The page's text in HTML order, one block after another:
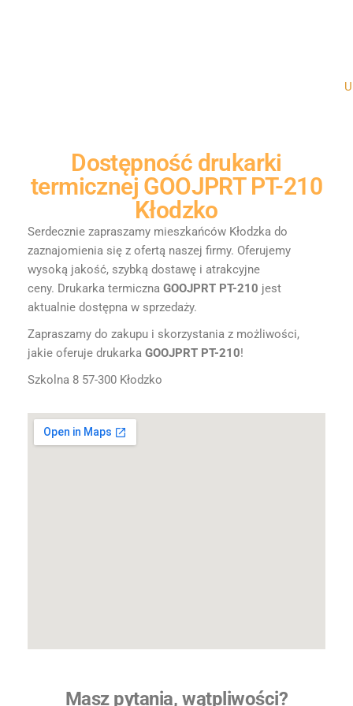
Dostępność drukarki
termicznej GOOJPRT PT-210
Kłodzko
Serdecznie zapraszamy mieszkańców Kłodzka do
zaznajomienia się z ofertą naszej firmy. Oferujemy
wysoką jakość, szybką dostawę i atrakcyjne
ceny. Drukarka termiczna GOOJPRT PT-210 jest
aktualnie dostępna w sprzedaży.
Zapraszamy do zakupu i skorzystania z możliwości,
jakie oferuje drukarka GOOJPRT PT-210!
Szkolna 8 57-300 Kłodzko
Masz pytania, wątpliwości?